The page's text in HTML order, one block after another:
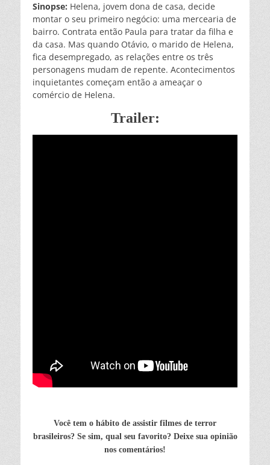
Sinopse: Helena, jovem dona de casa, decide
montar o seu primeiro negócio: uma mercearia de
bairro. Contrata então Paula para tratar da filha e
da casa. Mas quando Otávio, o marido de Helena,
fica desempregado, as relações entre os três
personagens mudam de repente. Acontecimentos
inquietantes começam então a ameaçar o
comércio de Helena.
Trailer:
Você tem o hábito de assistir filmes de terror
brasileiros? Se sim, qual seu favorito? Deixe sua opinião
nos comentários!